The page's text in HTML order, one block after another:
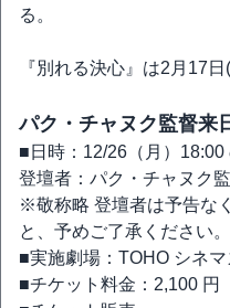
る。
『別れる決心』は2月17
パク・チャヌク監督来
■日時：12/26（月）18:00
登壇者：パク・チャヌク
※敬称略 登壇者は予告な
と、予めご了承ください。
■実施劇場：TOHO シネ
■チケット料金：2,100 円